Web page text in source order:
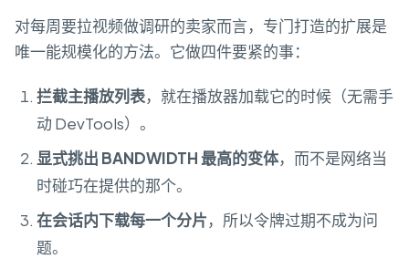
对每周要拉视频做调研的卖家而言，专门打造的扩展是
唯一能规模化的方法。它做四件要紧的事：
拦截主播放列表，就在播放器加载它的时候（无需手
动 DevTools）。
显式挑出 BANDWIDTH 最高的变体，而不是网络当
时碰巧在提供的那个。
在会话内下载每一个分片，所以令牌过期不成为问
题。